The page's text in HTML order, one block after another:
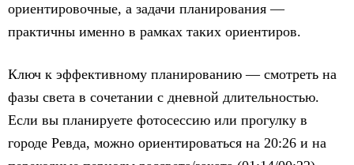
ориентировочные, а задачи планирования —
практичны именно в рамках таких ориентиров.
Ключ к эффективному планированию — смотреть на
фазы света в сочетании с дневной длительностью.
Если вы планируете фотосессию или прогулку в
городе Ревда, можно ориентироваться на 20:26 и на